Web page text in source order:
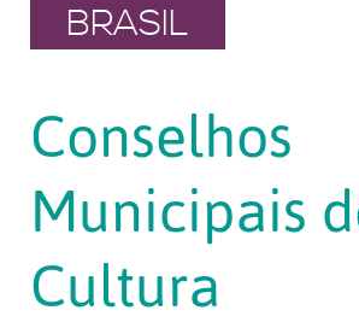
BRASIL
Conselhos
Municipais
Cultura